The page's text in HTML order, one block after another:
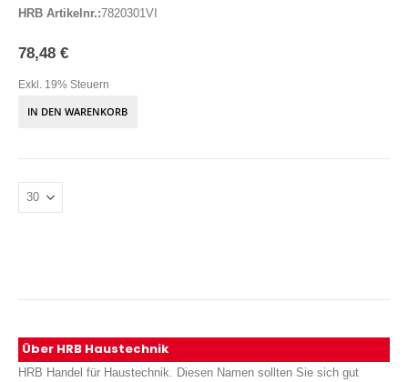
HRB Artikelnr.:7820301VI
78,48 €
Exkl. 19% Steuern
IN DEN WARENKORB
Über HRB Haustechnik
HRB Handel für Haustechnik. Diesen Namen sollten Sie sich gut